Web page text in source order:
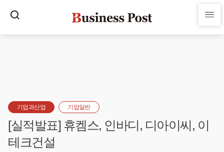
기업과산업 기업일반
[실적발표] 휴켐스, 인바디, 디아이씨, 이
테크건설